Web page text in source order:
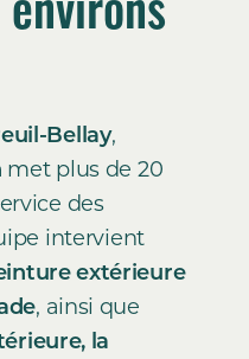
Bellay,
met plus de 20
des
intervient
extérieure
, ainsi que
la